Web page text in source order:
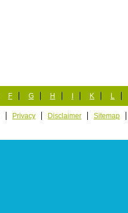
F G H K L
Privacy Disclaimer
Sitemap